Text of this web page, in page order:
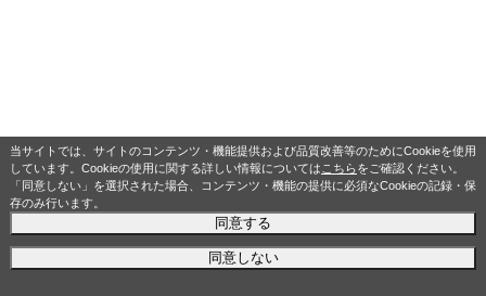
当サイトでは、サイトのコンテンツ・機能提供および品質改善等のためにCookieを使用
しています。Cookieの使用に関する詳しい情報については こちらをご確認ください。
「同意しない」を選択された場合、コンテンツ・機能の提供に必須なCookieの記録・保
存のみ行います。
同意する
同意しない